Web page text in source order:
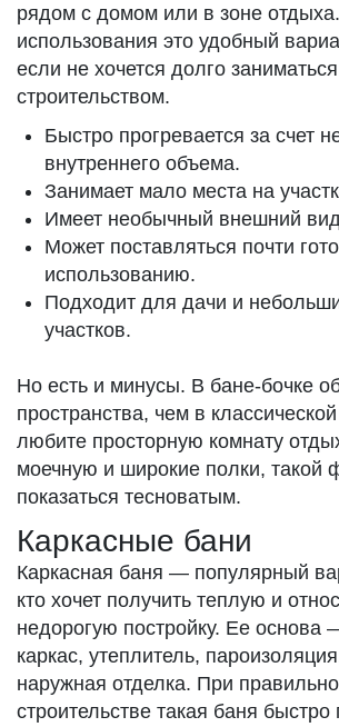
рядом с домом или в зоне
использования это удобный
если не хочется долго заниматься
строительством.
Быстро прогревается за счет
внутреннего объема.
Занимает мало места на
Имеет необычный внешний
Может поставляться почти
использованию.
Подходит для дачи и
участков.
Но есть и минусы. В бане-бочке
пространства, чем в
любите просторную комнату
моечную и широкие полки, такой
показаться тесноватым.
Каркасные бани
Каркасная баня — популярный
кто хочет получить теплую и
недорогую постройку. Ее основа
каркас, утеплитель,
наружная отделка. При
строительстве такая баня быстро